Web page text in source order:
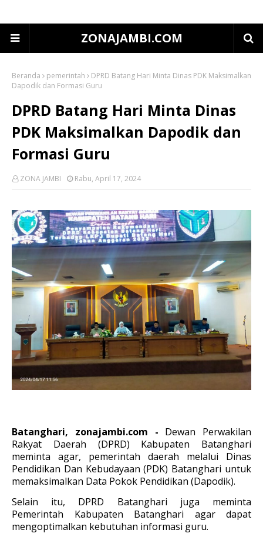
ZONAJAMBI.COM
Beranda pemerintah
DPRD Batang Hari Minta Dinas PDK Maksimalkan
Dapodik dan Formasi Guru
DPRD Batang Hari Minta Dinas
PDK Maksimalkan Dapodik dan
Formasi Guru
ZONA JAMBI Rabu, April 17, 2024
Batanghari, zonajambi.com - Dewan Perwakilan
Rakyat Daerah (DPRD) Kabupaten Batanghari
meminta agar, pemerintah daerah melalui Dinas
Pendidikan Dan Kebudayaan (PDK) Batanghari untuk
memaksimalkan Data Pokok Pendidikan (Dapodik).
Selain itu, DPRD Batanghari juga meminta
Pemerintah Kabupaten Batanghari agar dapat
mengoptimalkan kebutuhan informasi guru.